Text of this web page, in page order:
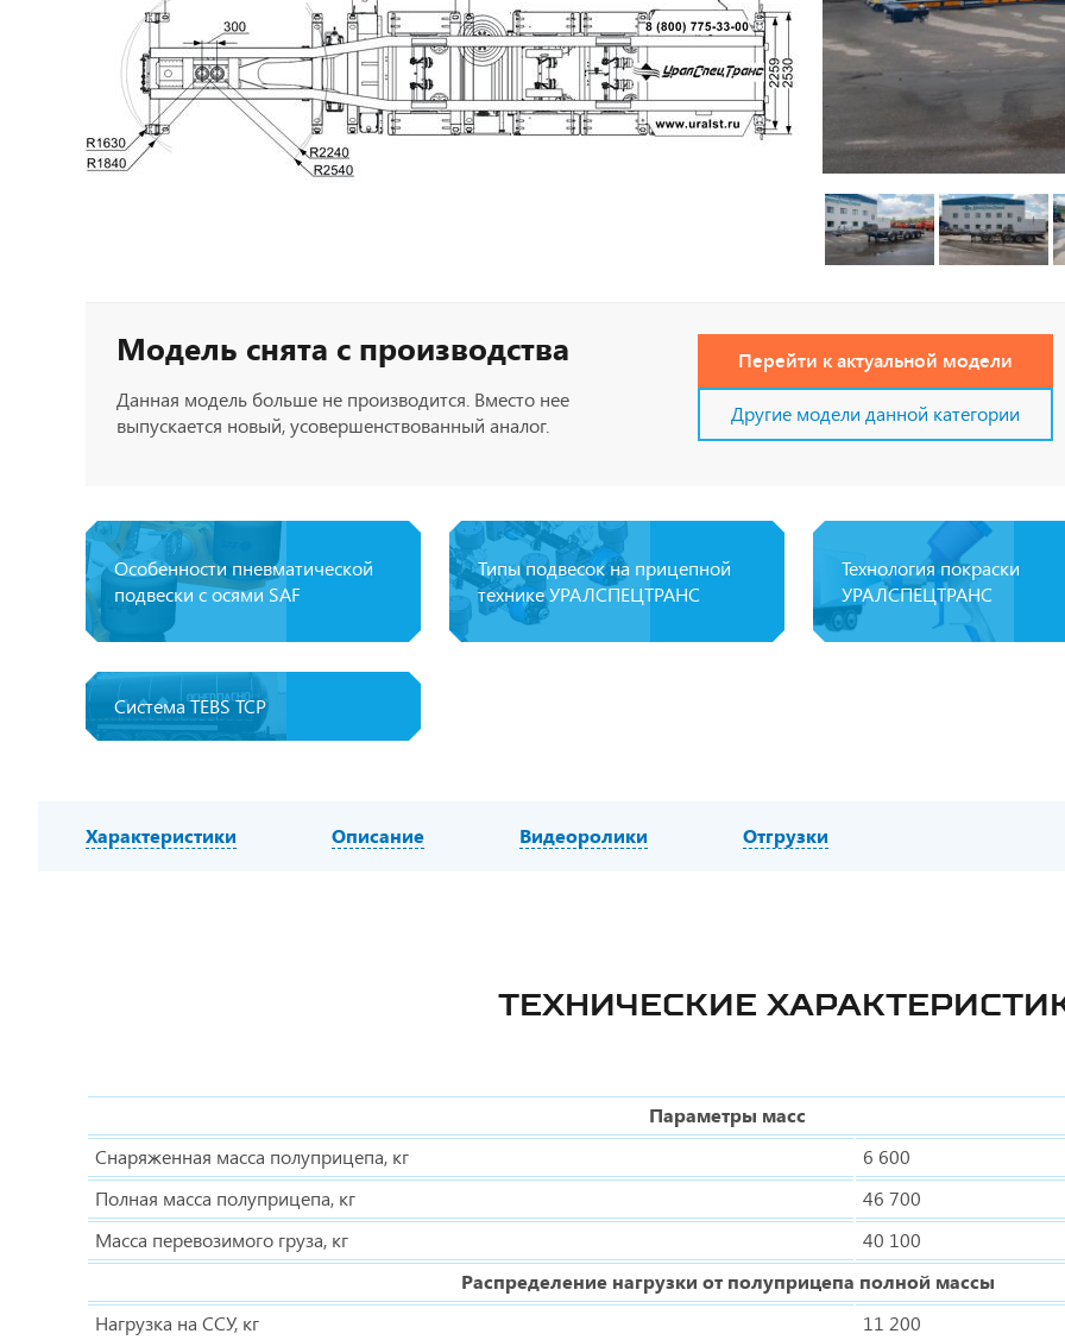
Модель снята с производства
Данная модель больше не производится. Вместо нее
выпускается новый, усовершенствованный аналог.
Перейти к актуальной модели
Другие модели данной категории
Особенности пневматической
подвески с осями SAF
Типы подвесок на прицепной
технике УРАЛСПЕЦТРАНС
Технология покраски
УРАЛСПЕЦТРАНС
Система TEBS ТСР
Характеристики Описание Видеоролики Отгрузки
ТЕХНИЧЕСКИЕ
Параметры масс
Снаряженная масса полуприцепа, кг
6 600
Полная масса полуприцепа, кг
46 700
Масса перевозимого груза, кг
40 100
Распределение нагрузки от полуприцепа полной массы
Нагрузка на ССУ, кг
11 200